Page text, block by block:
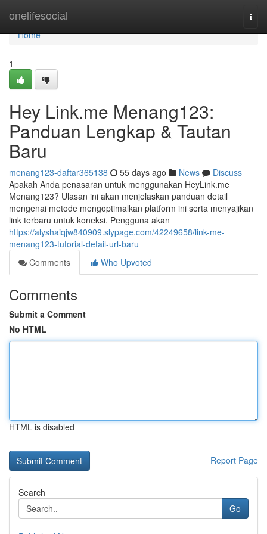
onelifesocial
Home
Home
1
Hey Link.me Menang123:
Panduan Lengkap & Tautan
Baru
menang123-daftar365138 55 days ago News
Discuss
Apakah Anda penasaran untuk menggunakan HeyLink.me
Menang123? Ulasan ini akan menjelaskan panduan detail
mengenai metode mengoptimalkan platform ini serta menyajikan
link terbaru untuk koneksi. Pengguna akan
https://alyshaiqjw840909.slypage.com/42249658/link-me-
menang123-tutorial-detail-url-baru
Comments
Who Upvoted
Comments
Submit a Comment
No HTML
HTML is disabled
Report Page
Search
Go